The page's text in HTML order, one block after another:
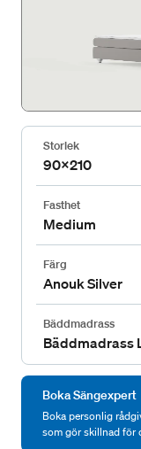
Storlek
90x210
Fasthet
Medium
Färg
Anouk Silver
Bäddmadrass
Bäddmadrass
Boka Sängexpert
Boka personlig
som gör skillnad för